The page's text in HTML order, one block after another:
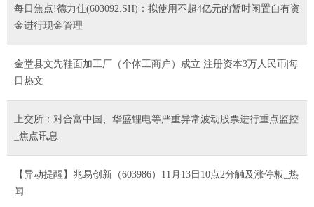
每日焦点!德力佳(603092.SH)：拟使用不超4亿元的暂时闲置自有资
金进行现金管理
金堂县文先鞋面加工厂（个体工商户）成立 注册资本3万人民币|每
日热文
上交所：对合富中国、华盛锂电等严重异常波动股票进行重点监控
_焦点讯息
【异动提醒】兆易创新（603986）11月13日10点2分触及涨停板_热
闻